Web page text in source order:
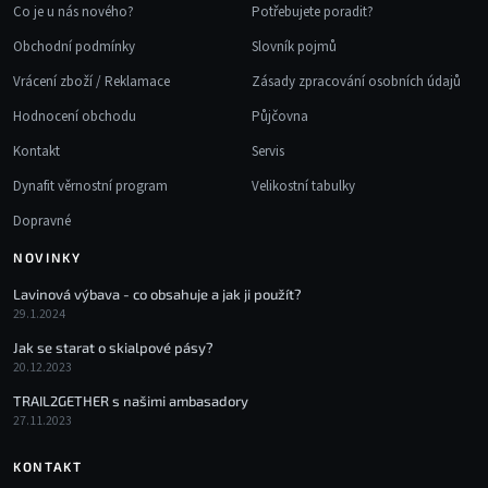
Co je u nás nového?
Obchodní podmínky
Vrácení zboží / Reklamace
Hodnocení obchodu
Kontakt
Dynafit věrnostní program
Dopravné
Potřebujete poradit?
Slovník pojmů
Zásady zpracování osobních údajů
Půjčovna
Servis
Velikostní tabulky
NOVINKY
Lavinová výbava - co obsahuje a jak ji použít?
29.1.2024
Jak se starat o skialpové pásy?
20.12.2023
TRAIL2GETHER s našimi ambasadory
27.11.2023
KONTAKT